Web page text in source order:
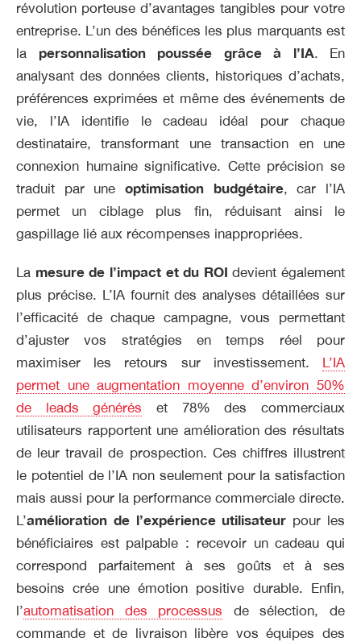
révolution porteuse d’avantages tangibles pour votre
entreprise. L’un des bénéfices les plus marquants est
la personnalisation poussée grâce à l’IA. En
analysant des données clients, historiques d’achats,
préférences exprimées et même des événements de
vie, l’IA identifie le cadeau idéal pour chaque
destinataire, transformant une transaction en une
connexion humaine significative. Cette précision se
traduit par une optimisation budgétaire, car l’IA
permet un ciblage plus fin, réduisant ainsi le
gaspillage lié aux récompenses inappropriées.
La mesure de l’impact et du ROI devient également
plus précise. L’IA fournit des analyses détaillées sur
l’efficacité de chaque campagne, vous permettant
d’ajuster vos stratégies en temps réel pour
maximiser les retours sur investissement. L’IA
permet une augmentation moyenne d’environ 50%
de leads générés et 78% des commerciaux
utilisateurs rapportent une amélioration des résultats
de leur travail de prospection. Ces chiffres illustrent
le potentiel de l’IA non seulement pour la satisfaction
mais aussi pour la performance commerciale directe.
L’amélioration de l’expérience utilisateur pour les
bénéficiaires est palpable : recevoir un cadeau qui
correspond parfaitement à ses goûts et à ses
besoins crée une émotion positive durable. Enfin,
l’automatisation des processus de sélection, de
commande et de livraison libère vos équipes des